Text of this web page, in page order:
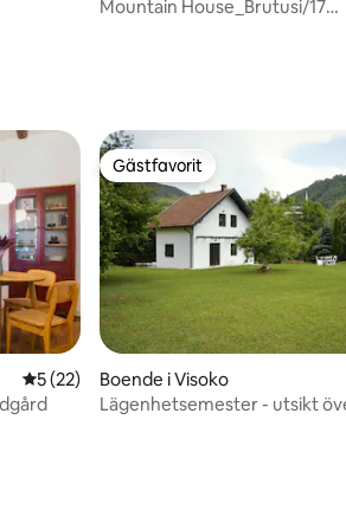
Mountain House_Brutusi/17
5 av 5 i genomsnittligt betyg, 22
5 (22)
Gästfavorit
Gästfavorit
Boende i Visoko
Lägenhetsemester - utsikt